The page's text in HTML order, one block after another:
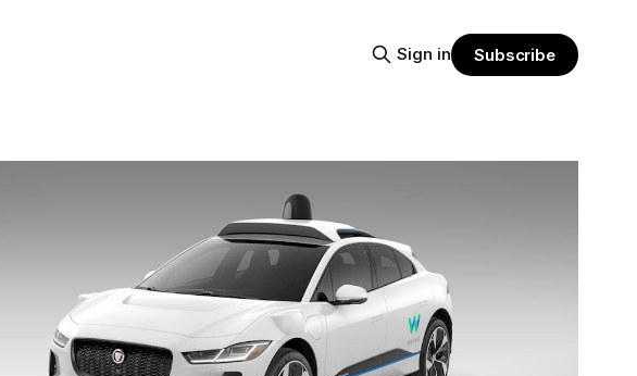
Sign in Subscribe